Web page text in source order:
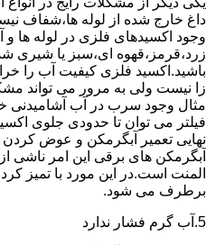
داغ خارج شده از لوله ها،شفاف
وجود اکسیدهای فلزی در لوله ها
زرد،قرمز،قهوه ای،سبز یا شیری
باشید.اکسید فلزی کیفیت آب را
زا نیست ولی به مرور می تواند
مثال وجود سرب در آب آشامیدنی
فیلتر می توان تا حدودی جلوی
نهایی تعمیر آبگرمکن و عوض
آبگرمکن های برقی این امر ناشی
المنت است.در این مورد با تمیز
برطرف می شود.
5.آب گرم فشار ندارد